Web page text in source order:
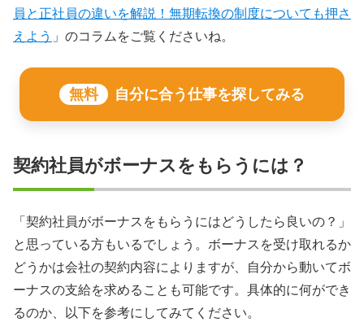
員と正社員の違いを解説！無期転換の制度についても押さ
えよう 」のコラムをご覧くださいね。
無料 自分に合う仕事を探してみる
契約社員がボーナスをもらうには？
「契約社員がボーナスをもらうにはどうしたら良いの？」
と思っている方もいるでしょう。ボーナスを受け取れるか
どうかは会社の契約内容によりますが、自分から動いてボ
ーナスの支給を求めることも可能です。具体的に何ができ
るのか、以下を参考にしてみてください。